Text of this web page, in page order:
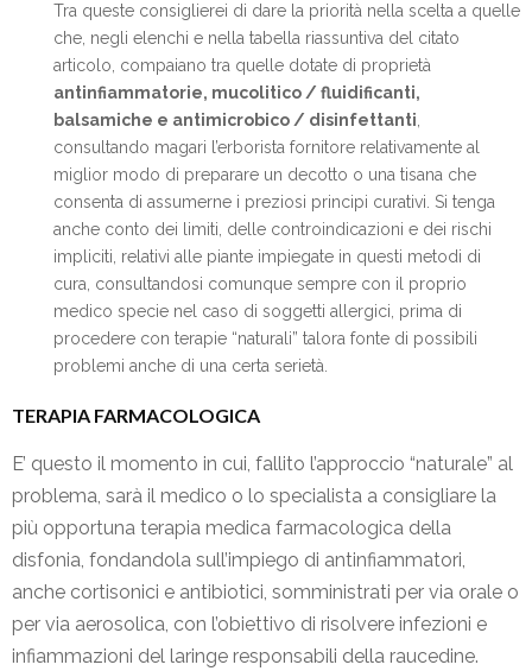
Tra queste consiglierei di dare la priorità nella scelta a quelle
che, negli elenchi e nella tabella riassuntiva del citato
articolo, compaiano tra quelle dotate di proprietà
antinfiammatorie, mucolitico / fluidificanti,
balsamiche e antimicrobico / disinfettanti
consultando magari l’erborista fornitore relativamente al
miglior modo di preparare un decotto o una tisana che
consenta di assumerne i preziosi principi curativi. Si tenga
anche conto dei limiti, delle controindicazioni e dei rischi
impliciti, relativi alle piante impiegate in questi metodi di
cura, consultandosi comunque sempre con il proprio
medico specie nel caso di soggetti allergici, prima di
procedere con terapie “naturali” talora fonte di possibili
problemi anche di una certa serietà.
TERAPIA FARMACOLOGICA
E’ questo il momento in cui, fallito l’approccio “naturale” al
problema, sarà il medico o lo specialista a consigliare la
più opportuna terapia medica farmacologica della
disfonia, fondandola sull’impiego di antinfiammatori,
anche cortisonici e antibiotici, somministrati per via orale o
per via aerosolica, con l’obiettivo di risolvere infezioni e
infiammazioni del laringe responsabili della raucedine.